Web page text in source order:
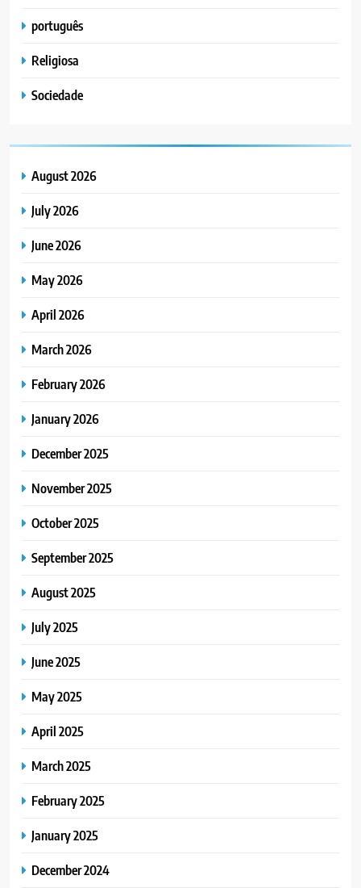
português
Religiosa
Sociedade
August 2026
July 2026
June 2026
May 2026
April 2026
March 2026
February 2026
January 2026
December 2025
November 2025
October 2025
September 2025
August 2025
July 2025
June 2025
May 2025
April 2025
March 2025
February 2025
January 2025
December 2024